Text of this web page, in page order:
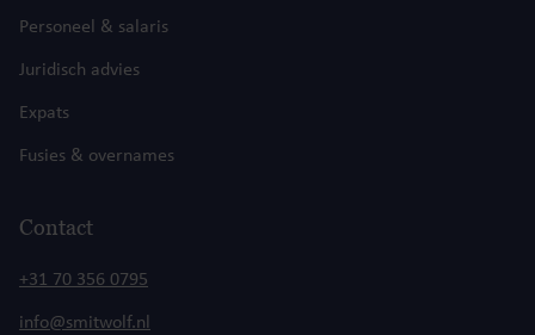
Personeel & salaris
Juridisch advies
Expats
Fusies & overnames
Contact
+31 70 356 0795
info@smitwolf.nl